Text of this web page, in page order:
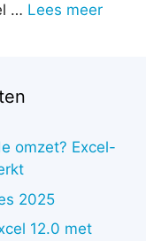
… Lees meer
omzet? Excel-
2025
12.0 met